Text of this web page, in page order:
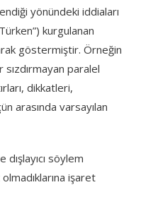
yönündeki iddiaları
kurgulanan
göstermiştir. Örneğin
paralel
dikkatleri,
arasında varsayılan
söylem
işaret